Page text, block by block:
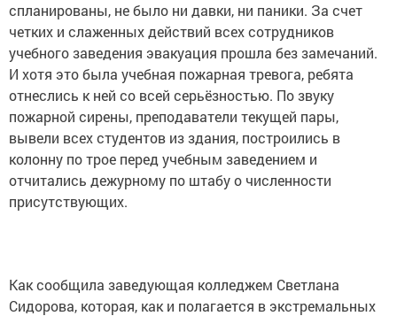
спланированы, не было ни давки, ни паники. За счет
четких и слаженных действий всех сотрудников
учебного заведения эвакуация прошла без замечаний.
И хотя это была учебная пожарная тревога, ребята
отнеслись к ней со всей серьёзностью. По звуку
пожарной сирены, преподаватели текущей пары,
вывели всех студентов из здания, построились в
колонну по трое перед учебным заведением и
отчитались дежурному по штабу о численности
присутствующих.
Как сообщила заведующая колледжем Светлана
Сидорова, которая, как и полагается в экстремальных